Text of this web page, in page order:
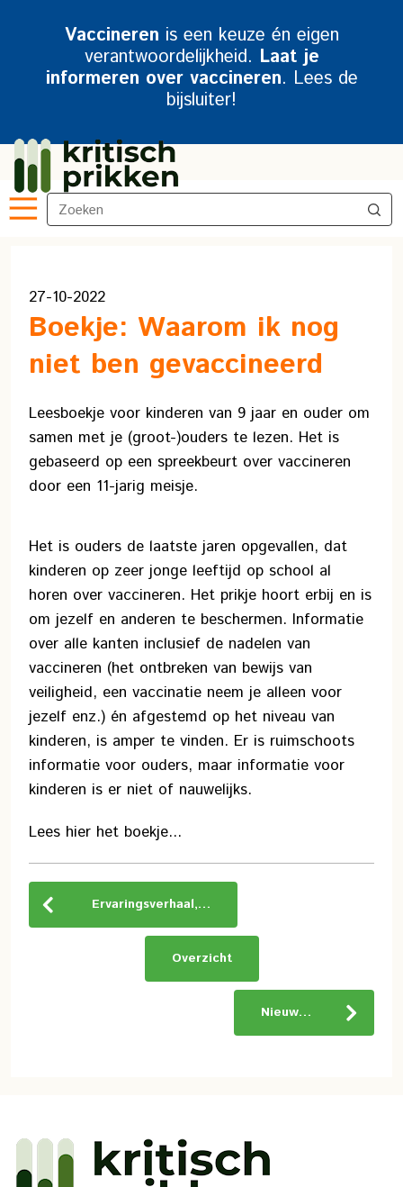
Vaccineren is een keuze én eigen
verantwoordelijkheid. Laat je
informeren over vaccineren. Lees de
bijsluiter!
27-10-2022
Boekje: Waarom ik nog
niet ben gevaccineerd
Leesboekje voor kinderen van 9 jaar en ouder om
samen met je (groot-)ouders te lezen. Het is
gebaseerd op een spreekbeurt over vaccineren
door een 11-jarig meisje.
Het is ouders de laatste jaren opgevallen, dat
kinderen op zeer jonge leeftijd op school al
horen over vaccineren. Het prikje hoort erbij en is
om jezelf en anderen te beschermen. Informatie
over alle kanten inclusief de nadelen van
vaccineren (het ontbreken van bewijs van
veiligheid, een vaccinatie neem je alleen voor
jezelf enz.) én afgestemd op het niveau van
kinderen, is amper te vinden. Er is ruimschoots
informatie voor ouders, maar informatie voor
kinderen is er niet of nauwelijks.
Lees hier het boekje...
Ervaringsverhaal,…
Overzicht
Nieuw…